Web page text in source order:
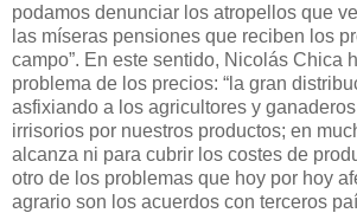
podamos denunciar los atropellos que
las míseras pensiones que reciben los
campo”. En este sentido, Nicolás Chica
problema de los precios: “la gran
asfixiando a los agricultores y
irrisorios por nuestros productos; en
alcanza ni para cubrir los costes de
otro de los problemas que hoy por hoy
agrario son los acuerdos con terceros